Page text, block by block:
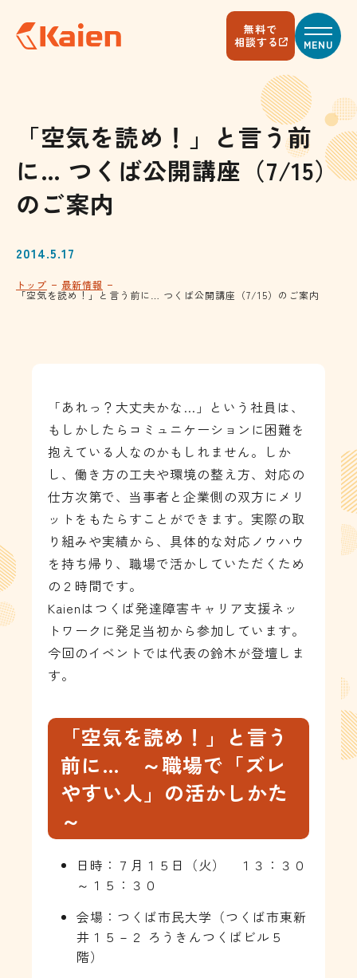
無料で
相談する
MENU
「空気を読め！」と言う前
に… つくば公開講座（7/15）
のご案内
2014.5.17
トップ 最新情報
「空気を読め！」と言う前に… つくば公開講座（7/15）のご案内
「あれっ？大丈夫かな…」という社員は、
もしかしたらコミュニケーションに困難を
抱えている人なのかもしれません。しか
し、働き方の工夫や環境の整え方、対応の
仕方次第で、当事者と企業側の双方にメリ
ットをもたらすことができます。実際の取
り組みや実績から、具体的な対応ノウハウ
を持ち帰り、職場で活かしていただくため
の２時間です。
Kaienはつくば発達障害キャリア支援ネッ
トワークに発足当初から参加しています。
今回のイベントでは代表の鈴木が登壇しま
す。
「空気を読め！」と言う
前に… ～職場で「ズレ
やすい人」の活かしかた
～
日時：７月１５日（火） １３：３０
～１５：３０
会場：つくば市民大学（つくば市東新
井１５－２ ろうきんつくばビル５
階）